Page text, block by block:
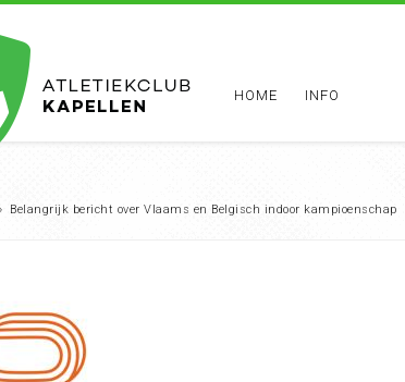
HOME INFO
Belangrijk bericht over Vlaams en Belgisch indoor kampioenschap